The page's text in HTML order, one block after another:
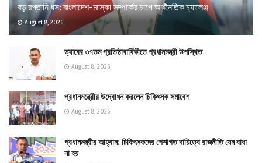
বড় রপ্তানি ধস: বাংলাদেশ-মস্কো সম্পর্কের চাপে অর্থনৈতিক চ্যালেঞ্জ
August 8, 2026
ড্যাবের ৩৭তম প্রতিষ্ঠাবার্ষিকীতে প্রধানমন্ত্রী উপস্থিত
August 8, 2026
প্রধানমন্ত্রীের উদ্বোধন করলেন চিকিৎসক সমাবেশ
August 8, 2026
প্রধানমন্ত্রীর আহ্বান: চিকিৎসকদের পেশাগত দায়িত্বে রাজনীতি যেন বাধা
না হয়